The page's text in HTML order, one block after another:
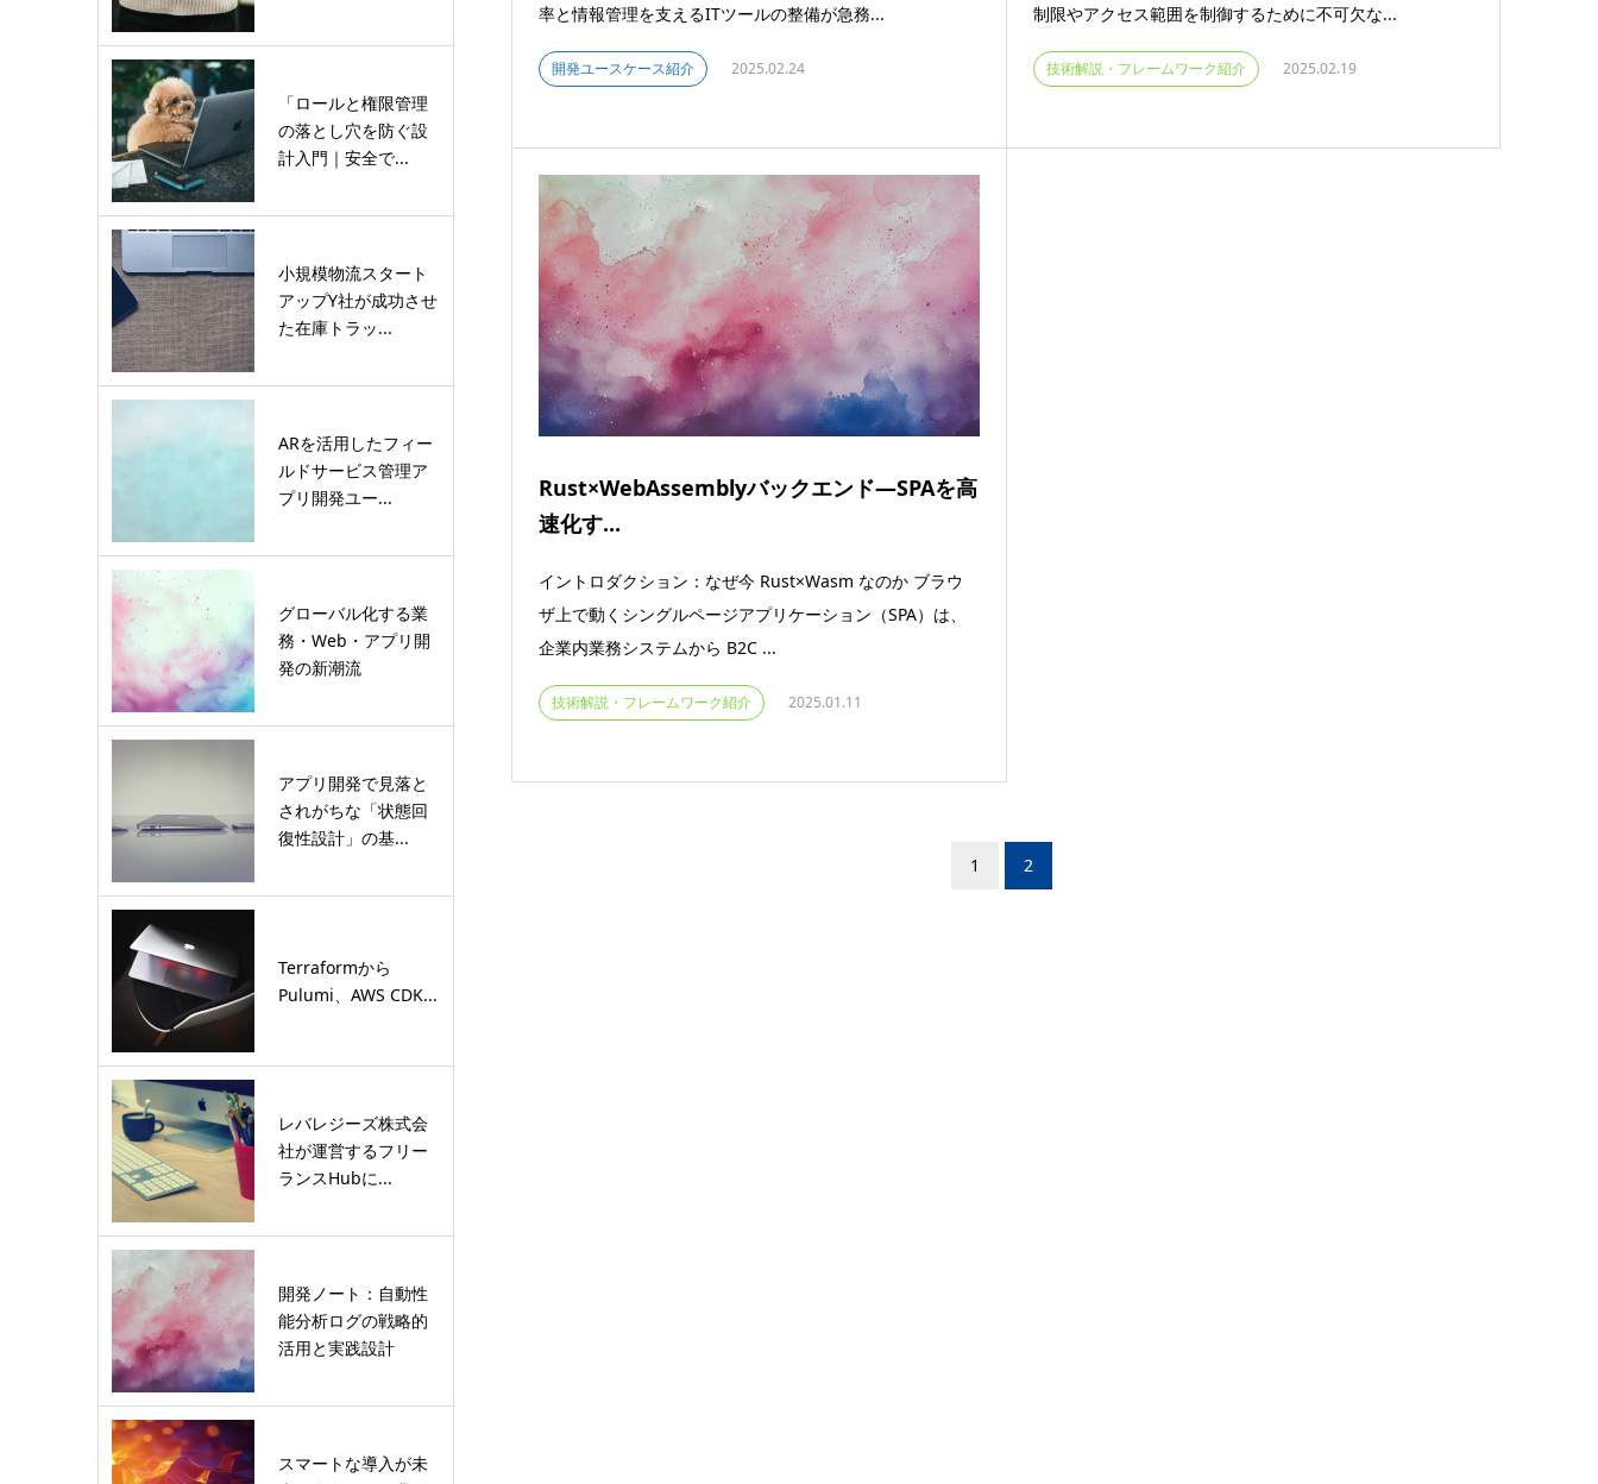
率と情報管理を支えるITツールの整備が急務...
開発ユースケース紹介 2025.02.24
制限やアクセス範囲を制御するために不可欠な...
技術解説・フレームワーク紹介 2025.02.19
Rust×WebAssemblyバックエンド―SPAを高
速化す...
イントロダクション：なぜ今 Rust×Wasm なのか ブラウ
ザ上で動くシングルページアプリケーション（SPA）は、
企業内業務システムから B2C ...
技術解説・フレームワーク紹介 2025.01.11
1 2
「ロールと権限管理
の落とし穴を防ぐ設
計入門｜安全で...
小規模物流スタート
アップY社が成功させ
た在庫トラッ...
ARを活用したフィー
ルドサービス管理ア
プリ開発ユー...
グローバル化する業
務・Web・アプリ開
発の新潮流
アプリ開発で見落と
されがちな「状態回
復性設計」の基...
Terraformから
Pulumi、AWS CDK...
レバレジーズ株式会
社が運営するフリー
ランスHubに...
開発ノート：自動性
能分析ログの戦略的
活用と実践設計
スマートな導入が未